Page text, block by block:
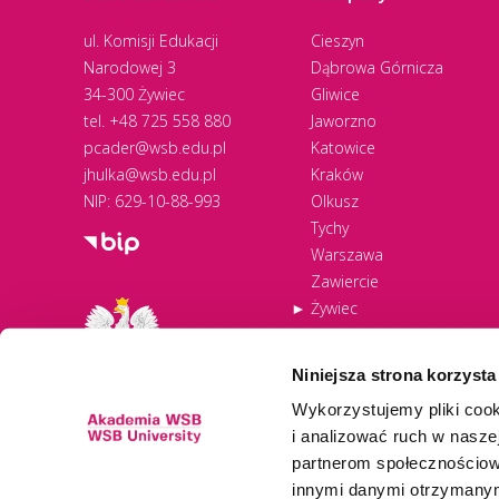
Niniejsza strona
Wykorzystujemy pliki
i analizować ruch w
partnerom
innymi danymi
ul. Komisji Edukacji
Narodowej 3
34-300 Żywiec
tel. +48 725 558 880
pcader@wsb.edu.pl
jhulka@wsb.edu.pl
NIP: 629-10-88-993
Cieszyn
Dąbrowa Górnicza
Gliwice
Jaworzno
Katowice
Kraków
Olkusz
Tychy
Warszawa
Zawiercie
Żywiec